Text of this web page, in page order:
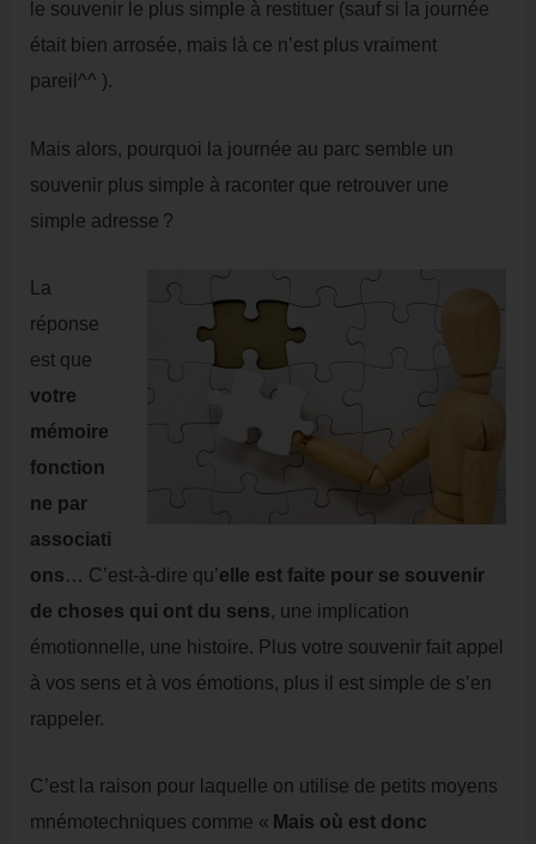
le souvenir le plus simple à restituer (sauf si la journée
était bien arrosée, mais là ce n’est plus vraiment
pareil^^ ).
Mais alors, pourquoi la journée au parc semble un
souvenir plus simple à raconter que retrouver une
simple adresse ?
La
réponse
est que
votre
mémoire
fonction
ne par
associati
ons… C’est-à-dire qu’elle est faite pour se souvenir
de choses qui ont du sens, une implication
émotionnelle, une histoire. Plus votre souvenir fait appel
à vos sens et à vos émotions, plus il est simple de s’en
rappeler.
C’est la raison pour laquelle on utilise de petits moyens
mnémotechniques comme « Mais où est donc